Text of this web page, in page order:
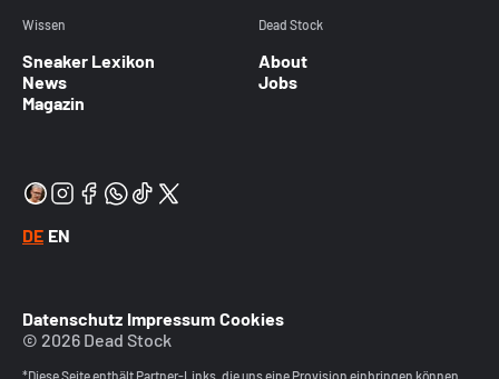
Wissen
Sneaker Lexikon
News
Magazin
Dead Stock
About
Jobs
DE EN
Datenschutz Impressum Cookies
© 2026 Dead Stock
*Diese Seite enthält Partner-Links, die uns eine Provision einbringen können.